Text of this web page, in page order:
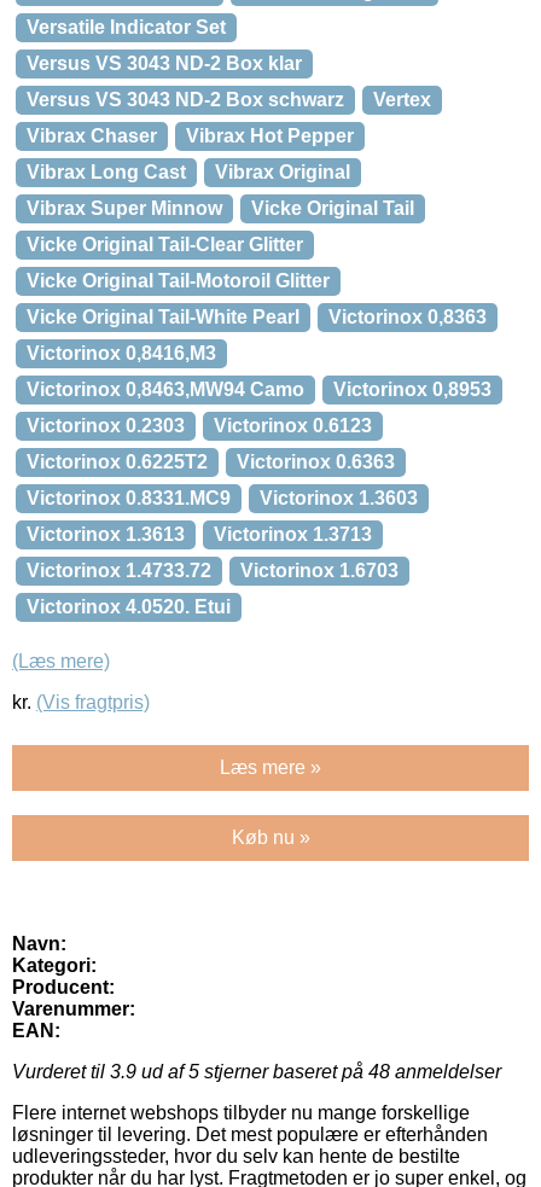
Versatile Indicator Set
Versus VS 3043 ND-2 Box klar
Versus VS 3043 ND-2 Box schwarz
Vertex
Vibrax Chaser
Vibrax Hot Pepper
Vibrax Long Cast
Vibrax Original
Vibrax Super Minnow
Vicke Original Tail
Vicke Original Tail-Clear Glitter
Vicke Original Tail-Motoroil Glitter
Vicke Original Tail-White Pearl
Victorinox 0,8363
Victorinox 0,8416,M3
Victorinox 0,8463,MW94 Camo
Victorinox 0,8953
Victorinox 0.2303
Victorinox 0.6123
Victorinox 0.6225T2
Victorinox 0.6363
Victorinox 0.8331.MC9
Victorinox 1.3603
Victorinox 1.3613
Victorinox 1.3713
Victorinox 1.4733.72
Victorinox 1.6703
Victorinox 4.0520. Etui
(Læs mere)
kr. (Vis fragtpris)
Læs mere »
Køb nu »
Navn:
Kategori:
Producent:
Varenummer:
EAN:
Vurderet til 3.9 ud af 5 stjerner baseret på 48 anmeldelser
Flere internet webshops tilbyder nu mange forskellige
løsninger til levering. Det mest populære er efterhånden
udleveringssteder, hvor du selv kan hente de bestilte
produkter når du har lyst. Fragtmetoden er jo super enkel, og